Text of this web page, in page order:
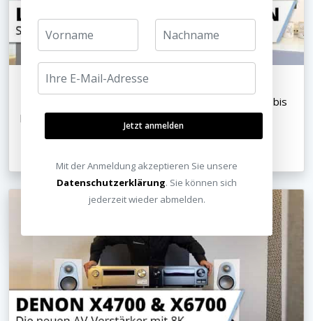
Tipps und Tricks rund ums Lautsprecher verstecken bis
hin zu komplett unsichtbaren Lautsprechern
Jetzt anmelden
Mit der Anmeldung akzeptieren Sie unsere
Datenschutzerklärung. Sie können sich
jederzeit wieder abmelden.